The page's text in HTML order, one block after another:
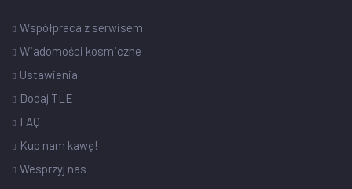
Współpraca z serwisem
Wiadomości kosmiczne
Ustawienia
Dodaj TLE
FAQ
Kup nam kawę!
Wesprzyj nas